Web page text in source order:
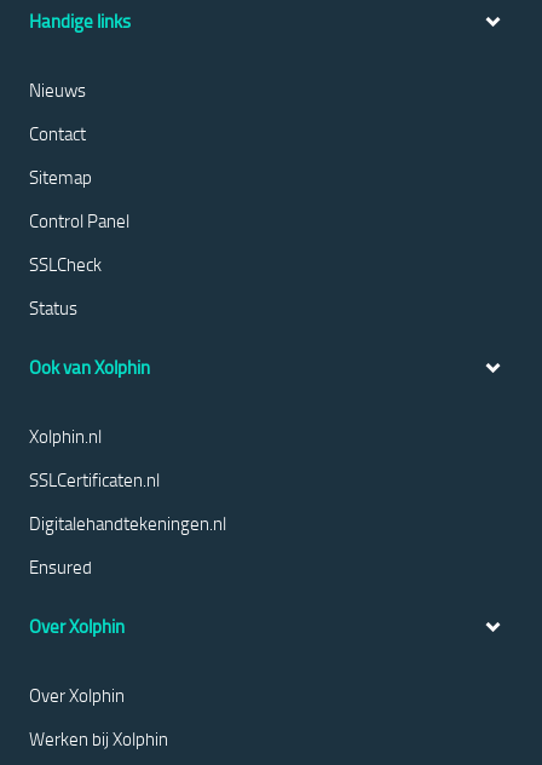
Handige links
Nieuws
Contact
Sitemap
Control Panel
SSLCheck
Status
Ook van Xolphin
Xolphin.nl
SSLCertificaten.nl
Digitalehandtekeningen.nl
Ensured
Over Xolphin
Over Xolphin
Werken bij Xolphin